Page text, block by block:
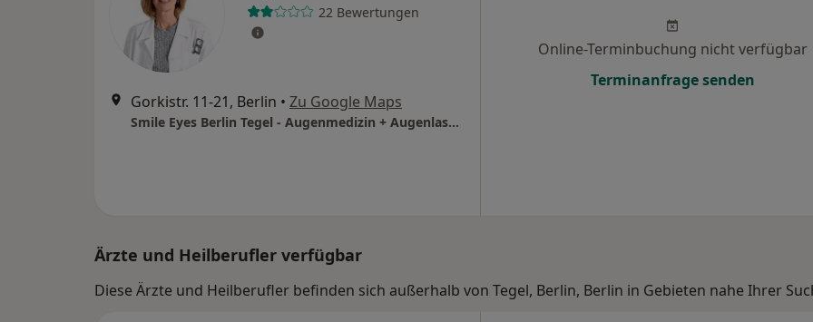
22 Bewertungen
Gorkistr. 11-21, Berlin • Zu Google Maps
Smile Eyes Berlin Tegel - Augenmedizin + Augenlasern Berlin
Online-Terminbuchung nicht verfügbar
Terminanfrage senden
Ärzte und Heilberufler verfügbar
Diese Ärzte und Heilberufler befinden sich außerhalb von Tegel, Berlin, Berlin in Gebieten nahe Ihrer